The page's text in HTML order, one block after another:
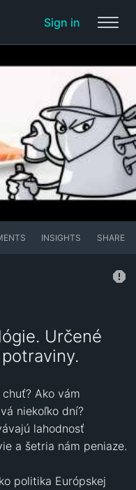
Sign in
INSIGHTS SHARE
Určené
Ako vám
niekoľko dní?
lahodnosť
politika Európskej